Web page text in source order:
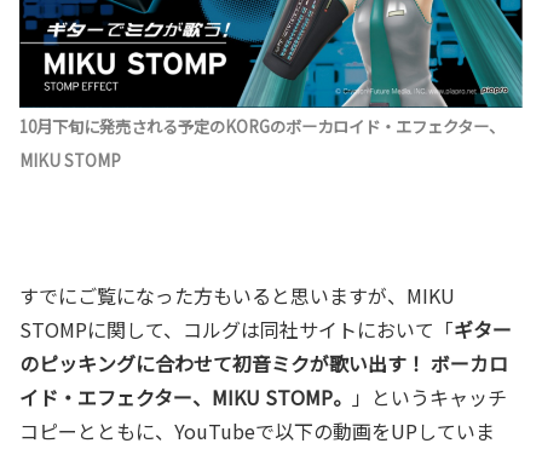
10月下旬に発売される予定のKORGのボーカロイド・エフェクター、
MIKU STOMP
すでにご覧になった方もいると思いますが、MIKU
STOMPに関して、コルグは同社サイトにおいて「ギター
のピッキングに合わせて初音ミクが歌い出す！ ボーカロ
イド・エフェクター、MIKU STOMP。 」というキャッチ
コピーとともに、YouTubeで以下の動画をUPしていま